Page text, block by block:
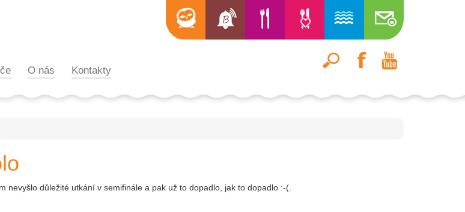
O nás Kontakty
důležité utkání v semifinále a pak už to dopadlo, jak to dopadlo :-(.